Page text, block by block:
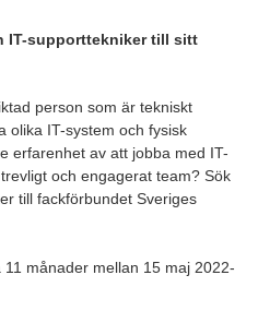
IT-supporttekniker till sitt
person som är tekniskt
olika IT-system och fysisk
erfarenhet av att jobba med IT-
och engagerat team? Sök
till fackförbundet Sveriges
månader mellan 15 maj 2022-